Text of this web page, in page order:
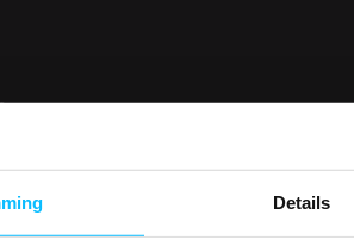
Details
vanaf € 150,- excl. BTW